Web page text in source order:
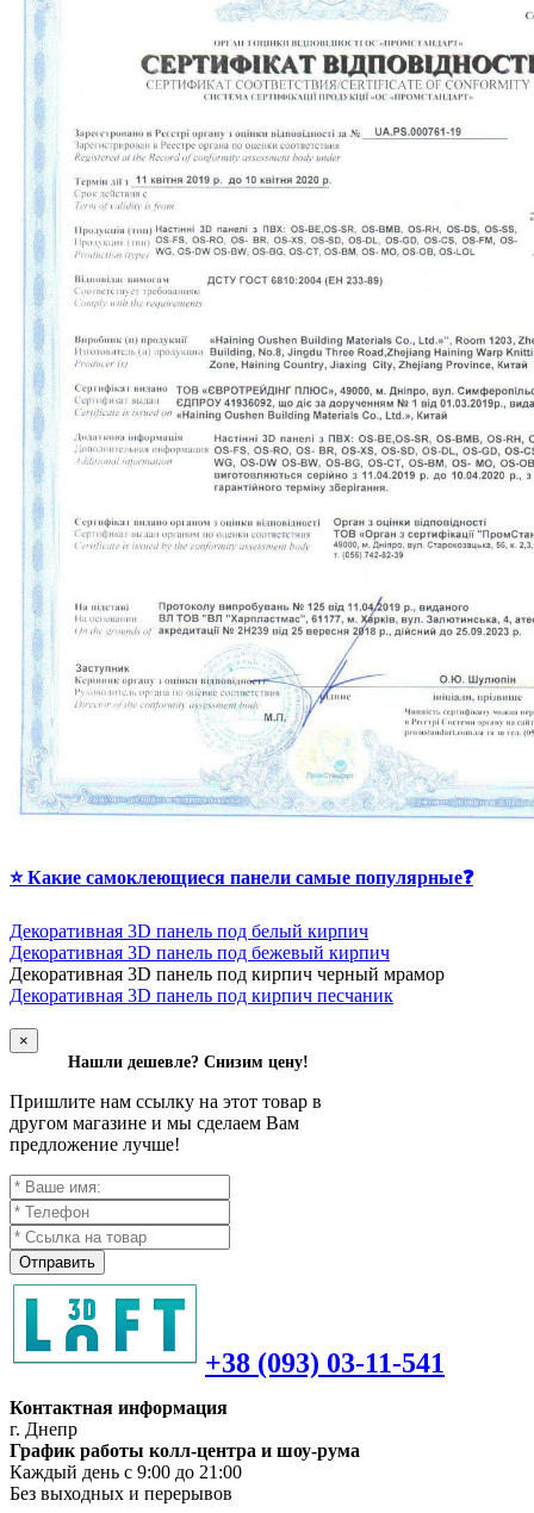
⭐ Какие самоклеющиеся панели самые популярные❓
Декоративная 3D панель под белый кирпич
Декоративная 3D панель под бежевый кирпич
Декоративная 3D панель под кирпич черный мрамор
Декоративная 3D панель под кирпич песчаник
×
Нашли дешевле? Снизим цену!
Пришлите нам ссылку на этот товар в
другом магазине и мы сделаем Вам
предложение лучше!
Отправить
+38 (093) 03-11-541
Контактная информация
г. Днепр
График работы колл-центра и шоу-рума
Каждый день с 9:00 до 21:00
Без выходных и перерывов